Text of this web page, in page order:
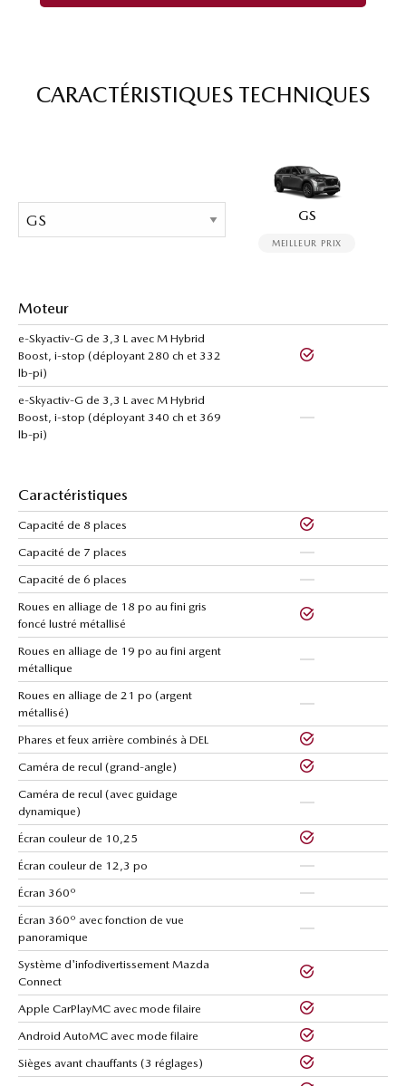
CARACTÉRISTIQUES TECHNIQUES
GS
MEILLEUR PRIX
Moteur
e-Skyactiv-G de 3,3 L avec M Hybrid
Boost, i-stop (déployant 280 ch et 332
lb-pi)
e-Skyactiv-G de 3,3 L avec M Hybrid
Boost, i-stop (déployant 340 ch et 369
lb-pi)
Caractéristiques
Capacité de 8 places
Capacité de 7 places
Capacité de 6 places
Roues en alliage de 18 po au fini gris
foncé lustré métallisé
Roues en alliage de 19 po au fini argent
métallique
Roues en alliage de 21 po (argent
métallisé)
Phares et feux arrière combinés à DEL
Caméra de recul (grand-angle)
Caméra de recul (avec guidage
dynamique)
Écran couleur de 10,25
Écran couleur de 12,3 po
Écran 360º
Écran 360º avec fonction de vue
panoramique
Système d'infodivertissement Mazda
Connect
Apple CarPlayMC avec mode filaire
Android AutoMC avec mode filaire
Sièges avant chauffants (3 réglages)